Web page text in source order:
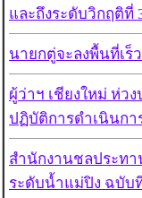
และถึงระดับวิกฤติที่
นายกตู่จะลงพื้นที่เร็
ผู้ว่าฯ เชียงใหม่ ห่ว
ปฏิบัติการดำเนินก
สำนักงานชลประทา
ระดับน้ำแม่ปิง ฉบับ